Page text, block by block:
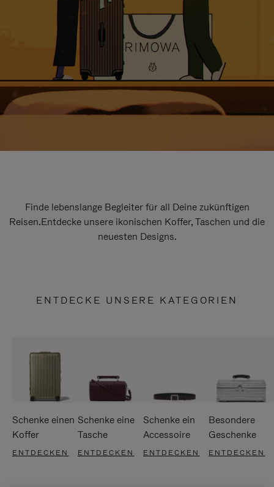
Finde lebenslange Begleiter für all Deine zukünftigen
Reisen.Entdecke unsere ikonischen Koffer, Taschen und die
neuesten Designs.
ENTDECKE UNSERE KATEGORIEN
Schenke einen
Koffer
ENTDECKEN
Schenke eine
Tasche
ENTDECKEN
Schenke ein
Accessoire
ENTDECKEN
Besondere
Geschenke
ENTDECKEN